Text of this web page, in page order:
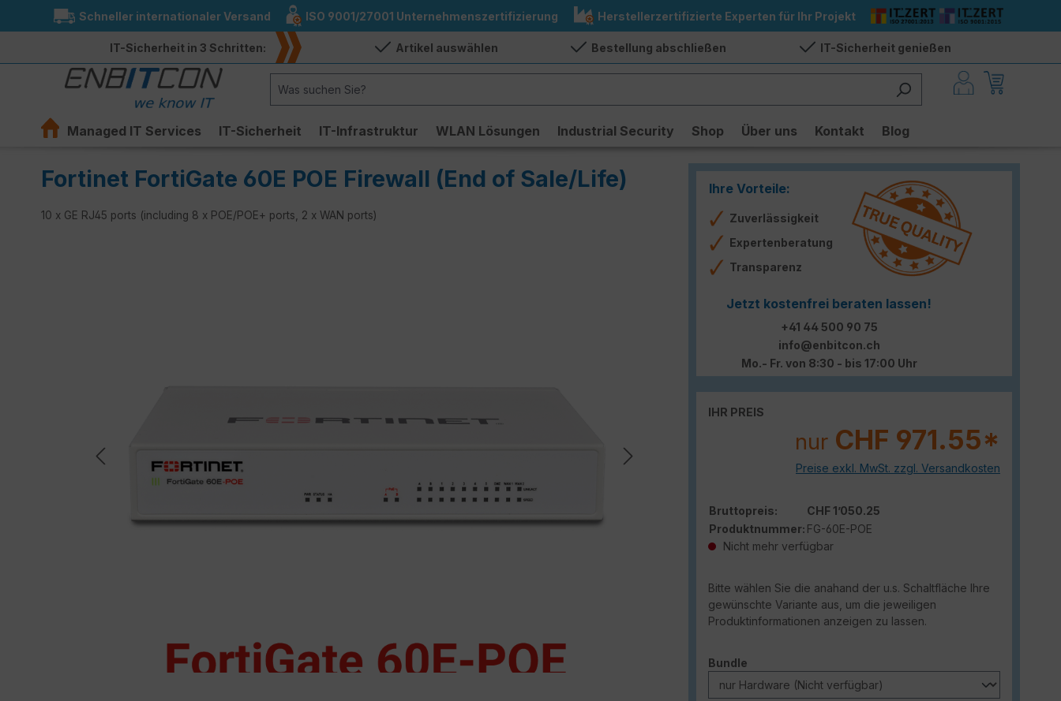
Zur Hauptnavigation springen
Schneller internationaler Versand ISO 9001/27001 Unternehmenszertifizierung Herstellerzertifizierte Experten für Ihr Projekt
IT-Sicherheit in 3 Schritten: Artikel auswählen Bestellung abschließen IT-Sicherheit genießen
Managed IT Services IT-Sicherheit IT-Infrastruktur WLAN Lösungen Industrial Security Shop Über uns Kontakt Blog
Fortinet FortiGate 60E POE Firewall (End of Sale/Life)
10 x GE RJ45 ports (including 8 x POE/POE+ ports, 2 x WAN ports)
Ihre Vorteile:
Zuverlässigkeit
Expertenberatung
Transparenz
Jetzt kostenfrei beraten lassen!
+41 44 500 90 75
info@enbitcon.ch
Mo.- Fr. von 8:30 - bis 17:00 Uhr
IHR PREIS
nur CHF 971.55*
Preise exkl. MwSt. zzgl. Versandkosten
Bruttopreis:
CHF 1’050.25
Produktnummer: FG-60E-POE
Nicht mehr verfügbar
Bitte wählen Sie die anahand der u.s. Schaltfläche Ihre
gewünschte Variante aus, um die jeweiligen
Produktinformationen anzeigen zu lassen.
Bundle